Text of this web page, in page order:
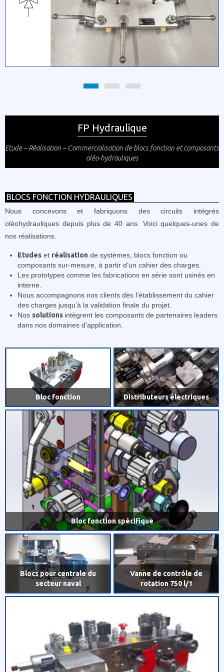
FP Hydraulique
Etude – Réalisation – Commercialisation de blocs fonction et composants
oléo-hydrauliques
BLOCS FONCTION HYDRAULIQUES
Nous concevons et fabriquons des circuits intégrés
oléohydrauliques depuis plus de 40 ans. Voici quelques-unes de
nos réalisations.
Etudes et réalisation de systèmes, blocs fonction ou
composants sur-mesure, à partir d’un cahier des charges.
Les prototypes comme les fabrications en série sont usinés en
interne.
Nous accompagnons nos clients dès l’établissement du cahier
des charges jusqu’à la validation finale du projet.
Nos solutions intègrent les composants de partenaires leaders
dans nos domaines d’application.
Bloc fonction Distributeurs électriques
Bloc fonction spécifique
Blocs pour centrale du
secteur naval
Vanne de contrôle de
rotation 750 l/1